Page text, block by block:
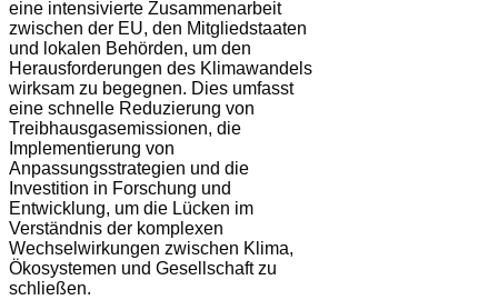
eine intensivierte Zusammenarbeit
zwischen der EU, den Mitgliedstaaten
und lokalen Behörden, um den
Herausforderungen des Klimawandels
wirksam zu begegnen. Dies umfasst
eine schnelle Reduzierung von
Treibhausgasemissionen, die
Implementierung von
Anpassungsstrategien und die
Investition in Forschung und
Entwicklung, um die Lücken im
Verständnis der komplexen
Wechselwirkungen zwischen Klima,
Ökosystemen und Gesellschaft zu
schließen.